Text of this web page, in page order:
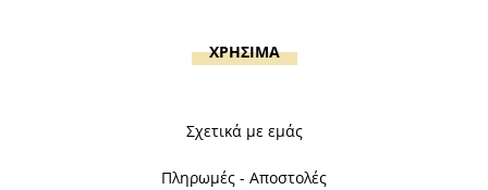
ΧΡΗΣΙΜΑ
Σχετικά με εμάς
Πληρωμές - Αποστολές